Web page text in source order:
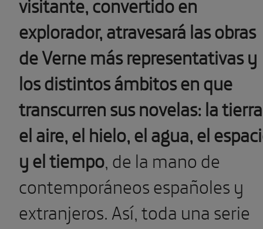
explorador, atravesará las obras
de Verne más representativas y
los distintos ámbitos en que
transcurren sus novelas: la
el aire, el hielo, el agua, el
y el tiempo, de la mano de
contemporáneos españoles y
extranjeros. Así, toda una serie